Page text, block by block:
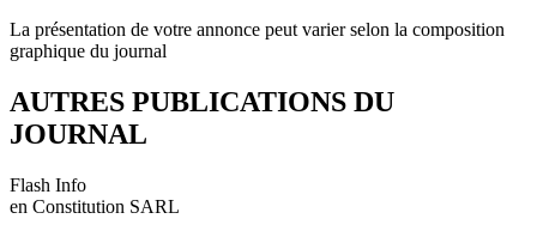
La présentation de votre annonce peut varier selon la composition
graphique du journal
AUTRES PUBLICATIONS DU
JOURNAL
Flash Info
en Constitution SARL